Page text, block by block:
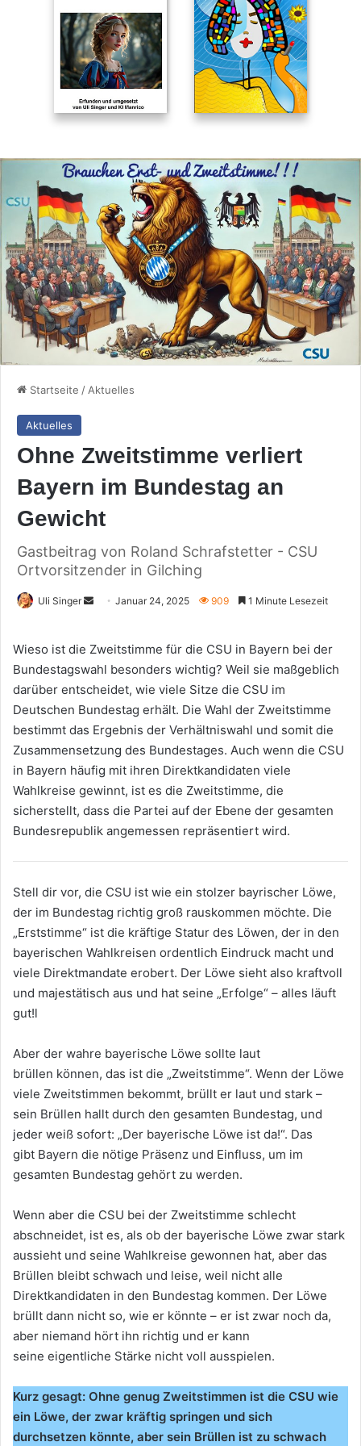
Startseite /Aktuelles
Aktuelles
Ohne Zweitstimme verliert
Bayern im Bundestag an
Gewicht
Gastbeitrag von Roland Schrafstetter - CSU
Ortvorsitzender in Gilching
Uli Singer
Sende
Mail
Januar 24, 2025 909 1 Minute Lesezeit
Wieso ist die Zweitstimme für die CSU in Bayern bei der
Bundestagswahl besonders wichtig? Weil sie maßgeblich
darüber entscheidet, wie viele Sitze die CSU im
Deutschen Bundestag erhält. Die Wahl der Zweitstimme
bestimmt das Ergebnis der Verhältniswahl und somit die
Zusammensetzung des Bundestages. Auch wenn die CSU
in Bayern häufig mit ihren Direktkandidaten viele
Wahlkreise gewinnt, ist es die Zweitstimme, die
sicherstellt, dass die Partei auf der Ebene der gesamten
Bundesrepublik angemessen repräsentiert wird.
Stell dir vor, die CSU ist wie ein stolzer bayrischer Löwe,
der im Bundestag richtig groß rauskommen möchte. Die
„Erststimme“ ist die kräftige Statur des Löwen, der in den
bayerischen Wahlkreisen ordentlich Eindruck macht und
viele Direktmandate erobert. Der Löwe sieht also kraftvoll
und majestätisch aus und hat seine „Erfolge“ – alles läuft
gut!l
Aber der wahre bayerische Löwe sollte laut
brüllen können, das ist die „Zweitstimme“. Wenn der Löwe
viele Zweitstimmen bekommt, brüllt er laut und stark –
sein Brüllen hallt durch den gesamten Bundestag, und
jeder weiß sofort: „Der bayerische Löwe ist da!“. Das
gibt Bayern die nötige Präsenz und Einfluss, um im
gesamten Bundestag gehört zu werden.
Wenn aber die CSU bei der Zweitstimme schlecht
abschneidet, ist es, als ob der bayerische Löwe zwar stark
aussieht und seine Wahlkreise gewonnen hat, aber das
Brüllen bleibt schwach und leise, weil nicht alle
Direktkandidaten in den Bundestag kommen. Der Löwe
brüllt dann nicht so, wie er könnte – er ist zwar noch da,
aber niemand hört ihn richtig und er kann
seine eigentliche Stärke nicht voll ausspielen.
Kurz gesagt: Ohne genug Zweitstimmen ist die CSU wie
ein Löwe, der zwar kräftig springen und sich
durchsetzen könnte, aber sein Brüllen ist zu schwach